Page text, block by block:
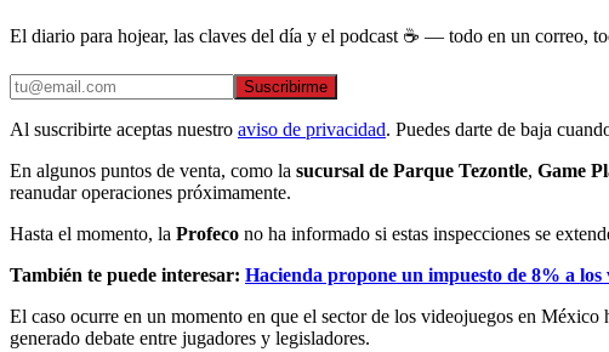
El diario para hojear, las claves del día y el podcast ☕ — todo en un correo,
Suscribirme
Al suscribirte aceptas nuestro aviso de privacidad. Puedes darte de baja
En algunos puntos de venta, como la sucursal de Parque Tezontle, Game
reanudar operaciones próximamente.
Hasta el momento, la Profeco no ha informado si estas inspecciones se
También te puede interesar: Hacienda propone un impuesto de 8% a
El caso ocurre en un momento en que el sector de los videojuegos en
generado debate entre jugadores y legisladores.